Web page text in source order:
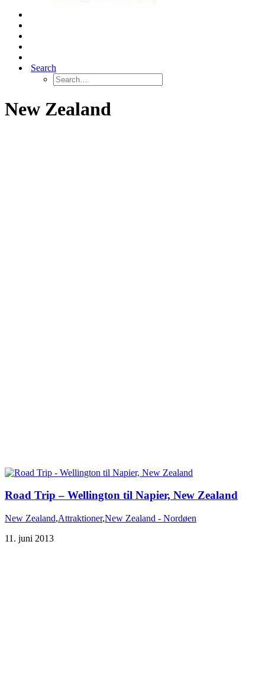
Search
New Zealand
Road Trip – Wellington til Napier, New Zealand
New Zealand,Attraktioner,New Zealand - Nordøen
11. juni 2013